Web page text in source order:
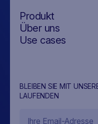
BLEIBEN SIE MIT
LAUFENDEN
Produkt
Über uns
Use cases